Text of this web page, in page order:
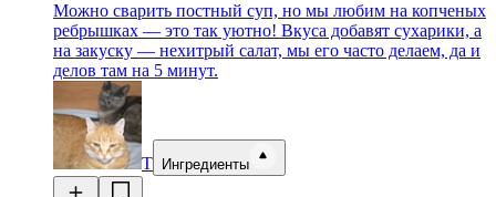
Можно сварить постный суп, но мы любим на копченых
ребрышках — это так уютно! Вкуса добавят сухарики, а
на закуску — нехитрый салат, мы его часто делаем, да и
делов там на 5 минут.
Т Ингредиенты